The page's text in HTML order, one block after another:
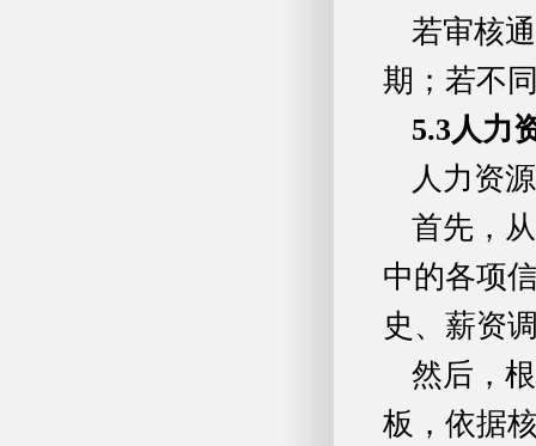
若审核
期；若不
5.3人力
人力资
首先，
中的各项
史、薪资
然后，
板，依据